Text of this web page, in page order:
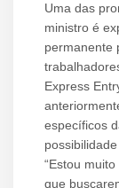
Uma das
ministro é
permanente
Express
específicos
“Estou
que